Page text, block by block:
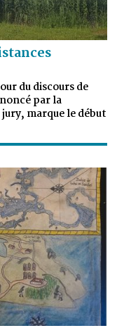
du discours de
par la
marque le début